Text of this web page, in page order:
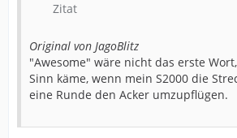
Zitat
Original von JagoBlitz
"Awesome" wäre nicht das erste
Sinn käme, wenn mein S2000 die
eine Runde den Acker umzupflügen.